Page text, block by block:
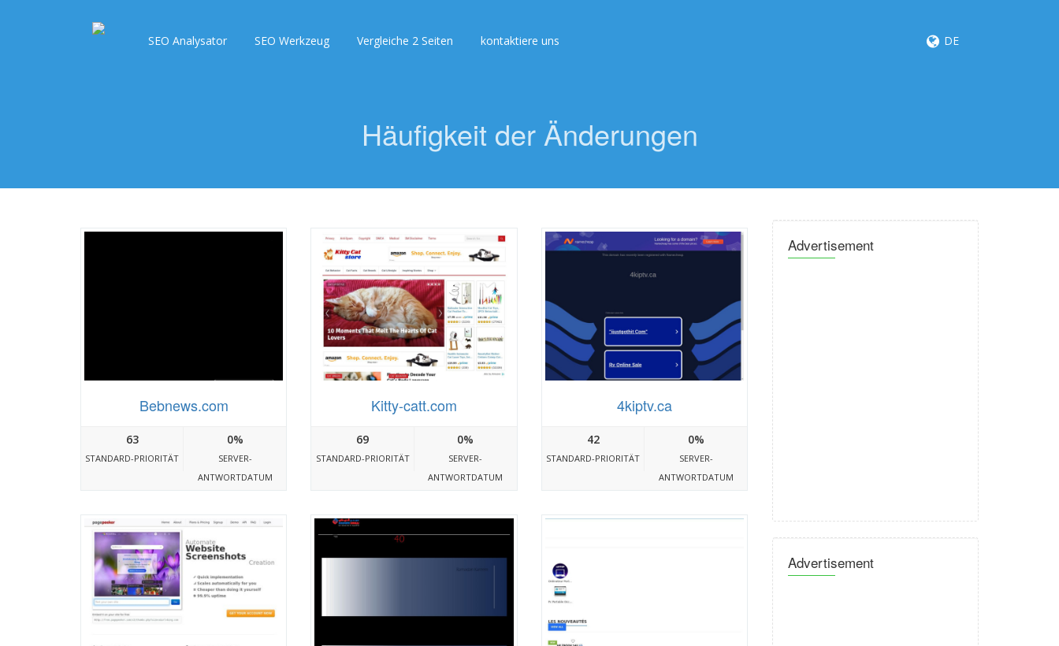
SEO Analysator SEO Werkzeug Vergleiche 2 Seiten kontaktiere uns DE
Häufigkeit der Änderungen
Bebnews.com
63
STANDARD-PRIORITÄT
0%
SERVER-
ANTWORTDATUM
Kitty-catt.com
69
STANDARD-PRIORITÄT
0%
SERVER-
ANTWORTDATUM
4kiptv.ca
42
STANDARD-PRIORITÄT
0%
SERVER-
ANTWORTDATUM
Advertisement
Advertisement